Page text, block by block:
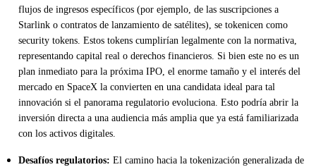
flujos de ingresos específicos (por ejemplo, de las suscripciones a
Starlink o contratos de lanzamiento de satélites), se tokenicen como
security tokens. Estos tokens cumplirían legalmente con la normativa,
representando capital real o derechos financieros. Si bien este no es un
plan inmediato para la próxima IPO, el enorme tamaño y el interés del
mercado en SpaceX la convierten en una candidata ideal para tal
innovación si el panorama regulatorio evoluciona. Esto podría abrir la
inversión directa a una audiencia más amplia que ya está familiarizada
con los activos digitales.
Desafíos regulatorios: El camino hacia la tokenización generalizada de